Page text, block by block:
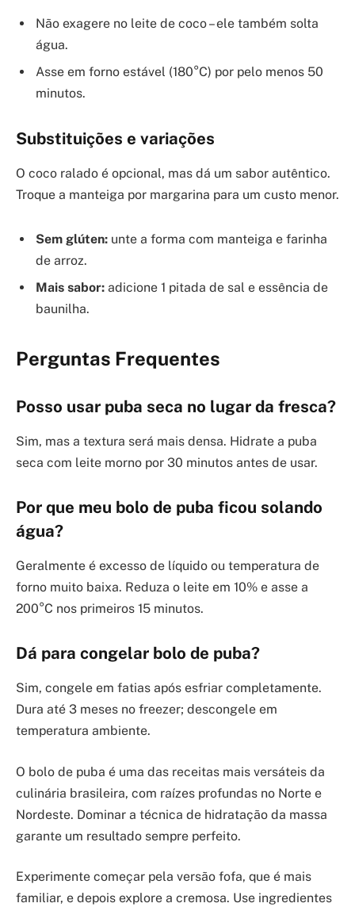
Não exagere no leite de coco – ele também solta
água.
Asse em forno estável (180°C) por pelo menos 50
minutos.
Substituições e variações
O coco ralado é opcional, mas dá um sabor autêntico.
Troque a manteiga por margarina para um custo menor.
Sem glúten: unte a forma com manteiga e farinha
de arroz.
Mais sabor: adicione 1 pitada de sal e essência de
baunilha.
Perguntas Frequentes
Posso usar puba seca no lugar da fresca?
Sim, mas a textura será mais densa. Hidrate a puba
seca com leite morno por 30 minutos antes de usar.
Por que meu bolo de puba ficou solando
água?
Geralmente é excesso de líquido ou temperatura de
forno muito baixa. Reduza o leite em 10% e asse a
200°C nos primeiros 15 minutos.
Dá para congelar bolo de puba?
Sim, congele em fatias após esfriar completamente.
Dura até 3 meses no freezer; descongele em
temperatura ambiente.
O bolo de puba é uma das receitas mais versáteis da
culinária brasileira, com raízes profundas no Norte e
Nordeste. Dominar a técnica de hidratação da massa
garante um resultado sempre perfeito.
Experimente começar pela versão fofa, que é mais
familiar, e depois explore a cremosa. Use ingredientes